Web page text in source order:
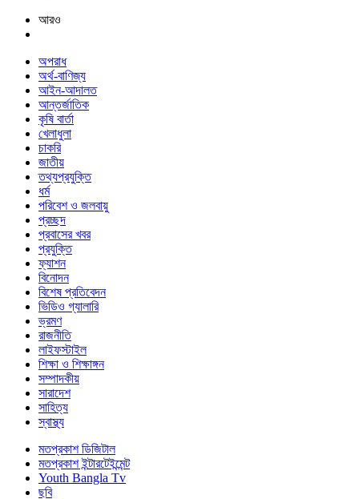
আরও
অপরাধ
অর্থ-বাণিজ্য
আইন-আদালত
আন্তর্জাতিক
কৃষি বার্তা
খেলাধুলা
চাকরি
জাতীয়
তথ্যপ্রযুক্তি
ধর্ম
পরিবেশ ও জলবায়ু
প্রচ্ছদ
প্রবাসের খবর
প্রযুক্তি
ফ্যাশন
বিনোদন
বিশেষ প্রতিবেদন
ভিডিও গ্যালারি
ভ্রমণ
রাজনীতি
লাইফস্টাইল
শিক্ষা ও শিক্ষাঙ্গন
সম্পাদকীয়
সারাদেশ
সাহিত্য
স্বাস্থ্য
মতপ্রকাশ ডিজিটাল
মতপ্রকাশ ইন্টারটেইন্মেন্ট
Youth Bangla Tv
ছবি